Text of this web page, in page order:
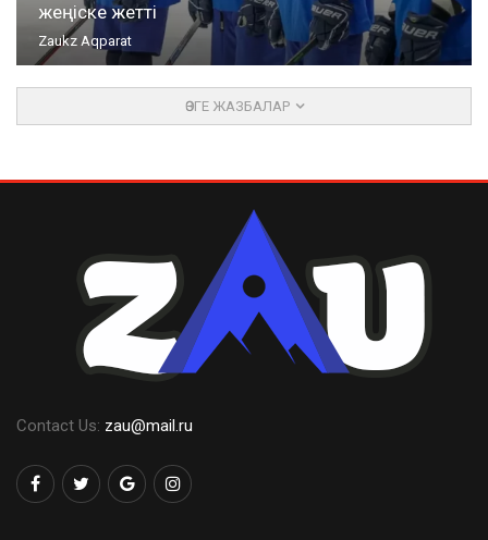
жеңіске жетті
Zaukz Aqparat
ӨЗГЕ ЖАЗБАЛАР
Contact Us: zau@mail.ru